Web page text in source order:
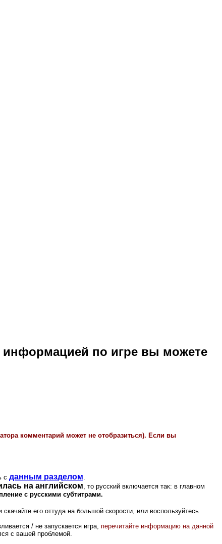
информацией по игре вы можете
комментарий может не отобразиться). Если вы
с данным разделом
на английском , то русский включается так: в главном
с русскими субтитрами.
скачайте его оттуда на большой скорости, или воспользуйтесь
/ не запускается игра, перечитайте информацию на данной
с вашей проблемой.